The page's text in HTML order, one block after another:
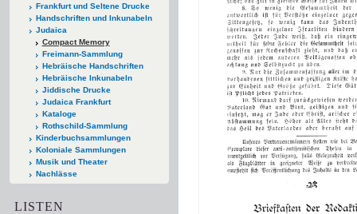
Frankfurt und Seltene Drucke
Handschriften und Inkunabeln
Judaica
Compact Memory
Freimann-Sammlung
Hebräische Handschriften
Hebräische Inkunabeln
Jiddische Drucke
Judaica Frankfurt
Kataloge
Rothschild-Sammlung
Kinderbuchsammlungen
Koloniale Sammlungen
Musik und Theater
Nachlässe
LISTEN